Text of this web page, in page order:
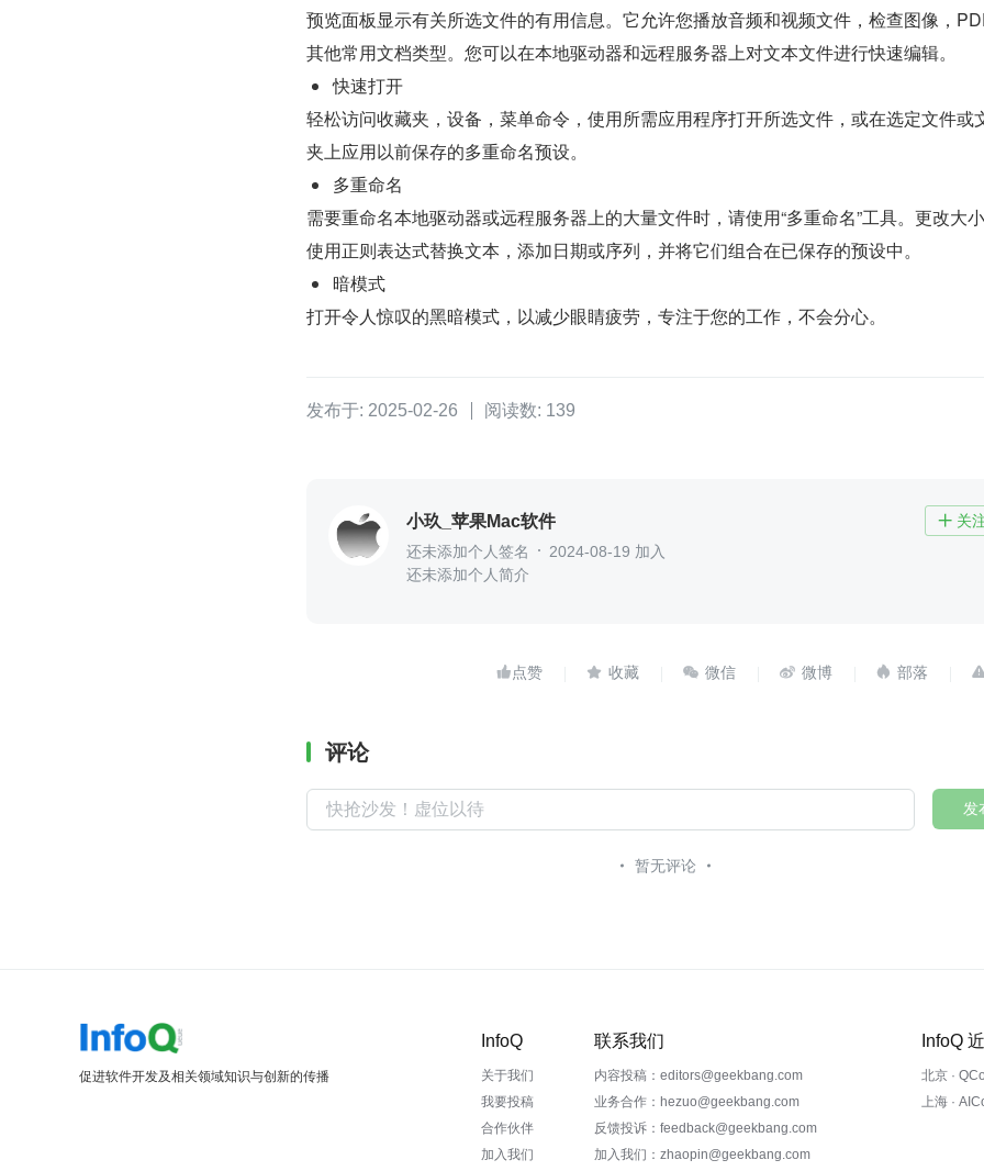
预览面板显示有关所选文件的有用信息。它允许您播放音频和视频文件，检查图像，
其他常用文档类型。您可以在本地驱动器和远程服务器上对文本文件进行快速编辑。
快速打开
轻松访问收藏夹，设备，菜单命令，使用所需应用程序打开所选文件，或在选定文件或
夹上应用以前保存的多重命名预设。
多重命名
需要重命名本地驱动器或远程服务器上的大量文件时，请使用“多重命名”工具。更改大小
使用正则表达式替换文本，添加日期或序列，并将它们组合在已保存的预设中。
暗模式
打开令人惊叹的黑暗模式，以减少眼睛疲劳，专注于您的工作，不会分心。
发布于: 2025-02-26 阅读数: 139
小玖_苹果Mac软件  关
还未添加个人签名
2024-08-19 加入
还未添加个人简介
    
评论
发
暂无评论
促进软件开发及相关领域知识与创新的传播
InfoQ
关于我们
我要投稿
合作伙伴
加入我们
联系我们
内容投稿：editors@geekbang.com
业务合作：hezuo@geekbang.com
反馈投诉：feedback@geekbang.com
加入我们：zhaopin@geekbang.com
InfoQ
北京 ·
上海 ·